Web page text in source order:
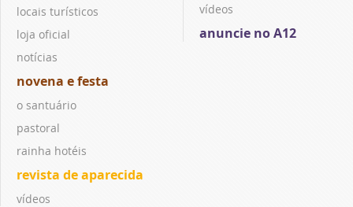
locais turísticos
loja oficial
notícias
novena e festa
o santuário
pastoral
rainha hotéis
revista de aparecida
vídeos
vídeos
anuncie no A12